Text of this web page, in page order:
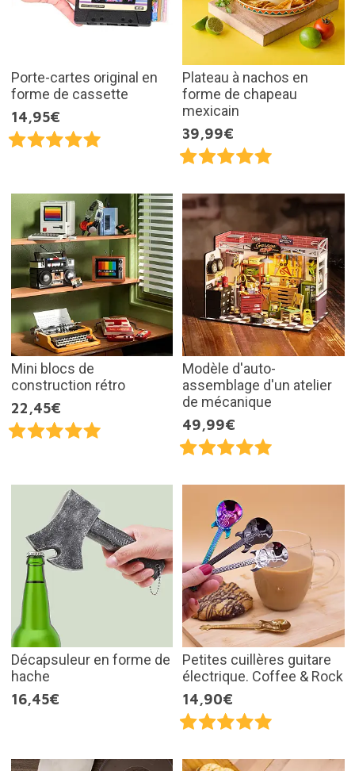
Porte-cartes original en
forme de cassette
14,95€
Plateau à nachos en
forme de chapeau
mexicain
39,99€
Mini blocs de
construction rétro
22,45€
Modèle d'auto-
assemblage d'un atelier
de mécanique
49,99€
Décapsuleur en forme de
hache
16,45€
Petites cuillères guitare
électrique. Coffee & Rock
14,90€